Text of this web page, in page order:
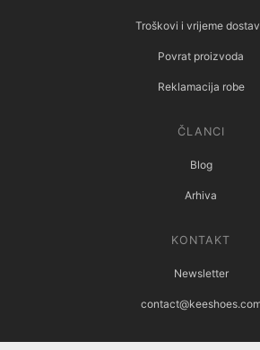
Troškovi i vrijeme
Povrat proizvoda
Reklamacija robe
ČLANCI
Blog
Arhiva
KONTAKT
Newsletter